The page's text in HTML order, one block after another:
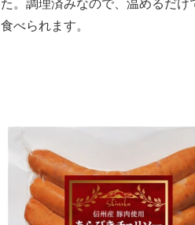
た。調理済みなので、温めるだけ
食べられます。